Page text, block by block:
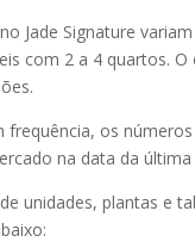
Jade Signature
com 2 a 4 quartos.
os
na data da
unidades, plantas e